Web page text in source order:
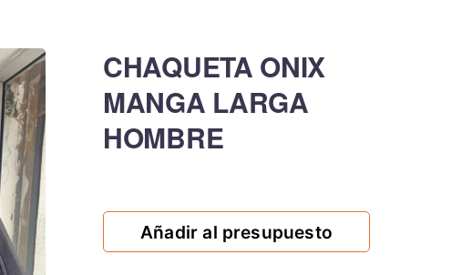
CHAQUETA ONIX
MANGA LARGA
HOMBRE
Añadir al presupuesto